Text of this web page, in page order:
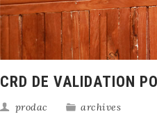
CRD DE VALIDATION
prodac archives